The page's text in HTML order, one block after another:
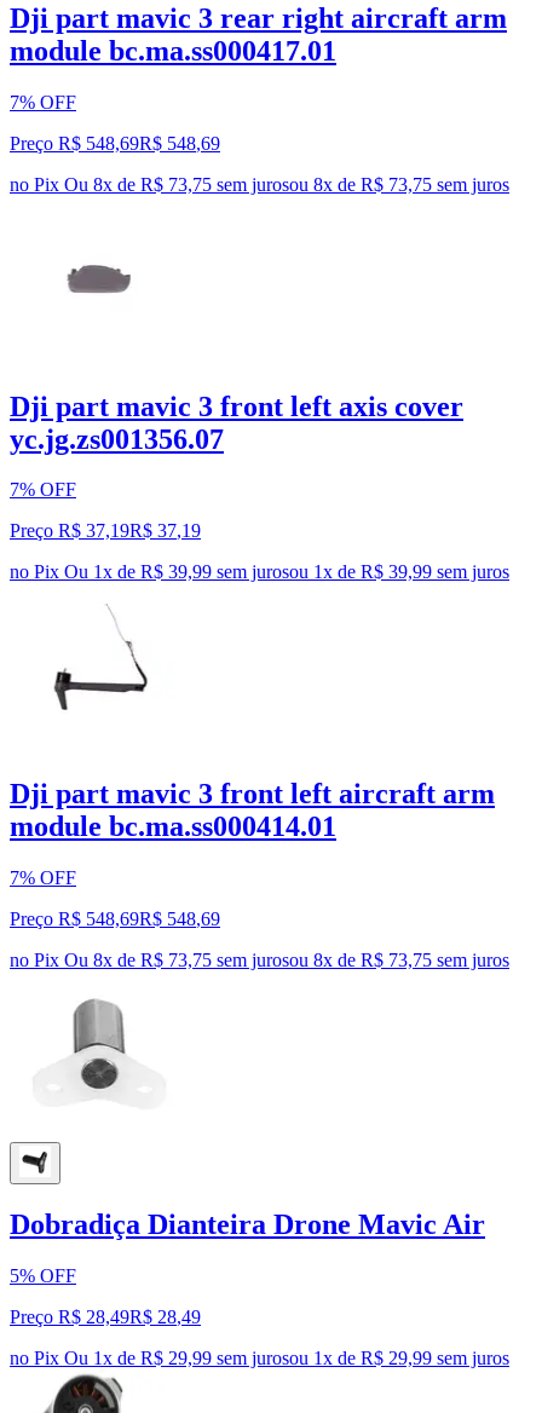
Dji part mavic 3 rear right aircraft arm
module bc.ma.ss000417.01
7% OFF
Preço R$ 548,69R$ 548,69
no Pix Ou 8x de R$ 73,75 sem jurosou 8x de R$ 73,75 sem juros
Dji part mavic 3 front left axis cover
yc.jg.zs001356.07
7% OFF
Preço R$ 37,19R$ 37,19
no Pix Ou 1x de R$ 39,99 sem jurosou 1x de R$ 39,99 sem juros
Dji part mavic 3 front left aircraft arm
module bc.ma.ss000414.01
7% OFF
Preço R$ 548,69R$ 548,69
no Pix Ou 8x de R$ 73,75 sem jurosou 8x de R$ 73,75 sem juros
Dobradiça Dianteira Drone Mavic Air
5% OFF
Preço R$ 28,49R$ 28,49
no Pix Ou 1x de R$ 29,99 sem jurosou 1x de R$ 29,99 sem juros